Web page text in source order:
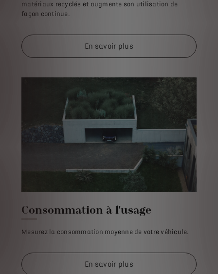
matériaux recyclés et augmente son utilisation de
façon continue.
En savoir plus
Consommation à l'usage
Mesurez la consommation moyenne de votre véhicule.
En savoir plus